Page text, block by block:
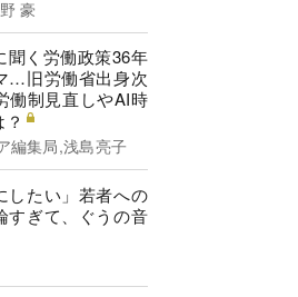
豪
聞く労働政策36年
…旧労働省出身次
働制見直しやAI時
編集局,浅島亮子
したい」若者への
すぎて、ぐうの音